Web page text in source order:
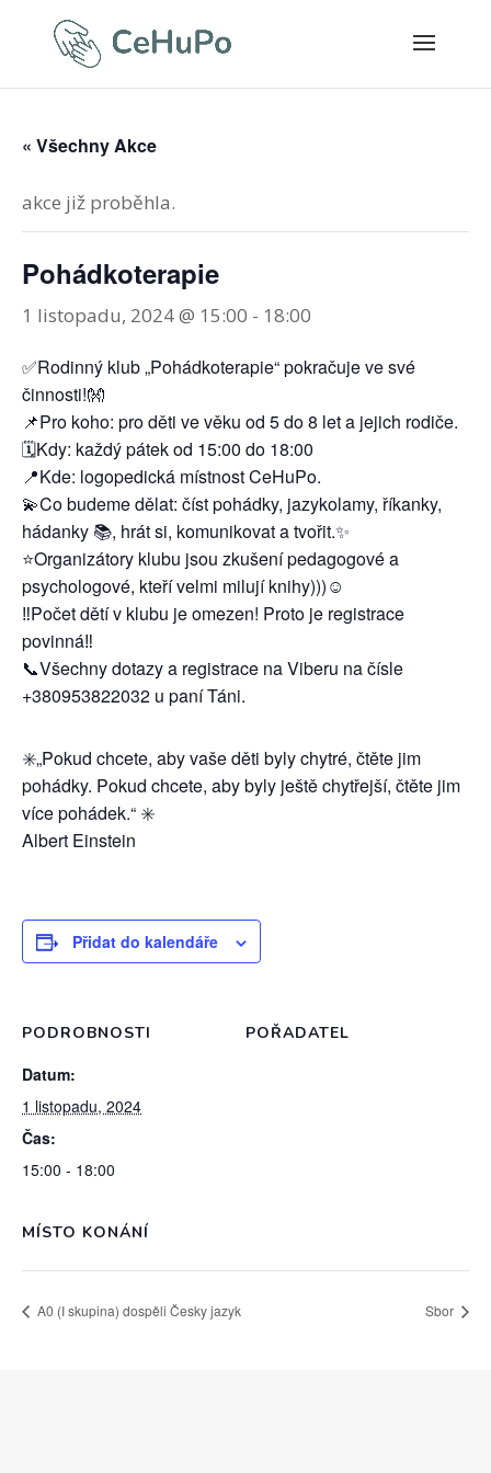
« Všechny Akce
akce již proběhla.
Pohádkoterapie
1 listopadu, 2024 @ 15:00 - 18:00
✅Rodinný klub „Pohádkoterapie“ pokračuje ve své
činnosti!👐
📌Pro koho: pro děti ve věku od 5 do 8 let a jejich rodiče.
🗓️Kdy: každý pátek od 15:00 do 18:00
📍Kde: logopedická místnost CeHuPo.
💫Co budeme dělat: číst pohádky, jazykolamy, říkanky,
hádanky 📚, hrát si, komunikovat a tvořit.✨
⭐️Organizátory klubu jsou zkušení pedagogové a
psychologové, kteří velmi milují knihy)))☺️
‼️Počet dětí v klubu je omezen! Proto je registrace
povinná‼️
📞Všechny dotazy a registrace na Viberu na čísle
+380953822032 u paní Táni.
✳️„Pokud chcete, aby vaše děti byly chytré, čtěte jim
pohádky. Pokud chcete, aby byly ještě chytřejší, čtěte jim
více pohádek.“ ✳️
Albert Einstein
Přidat do kalendáře
PODROBNOSTI
Datum:
1 listopadu, 2024
Čas:
15:00 - 18:00
POŘADATEL
MÍSTO KONÁNÍ
A0 (I skupina) dospěli Česky jazyk Sbor